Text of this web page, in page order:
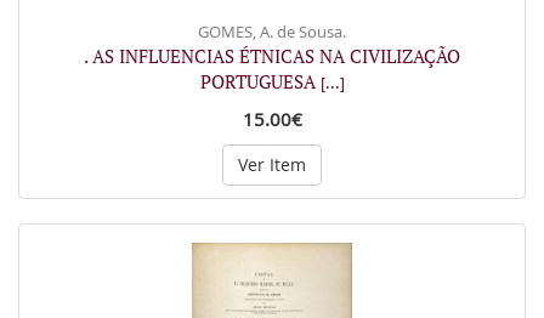
GOMES, A. de Sousa.
. AS INFLUENCIAS ÉTNICAS NA CIVILIZAÇÃO
PORTUGUESA [...]
15.00€
Ver Item